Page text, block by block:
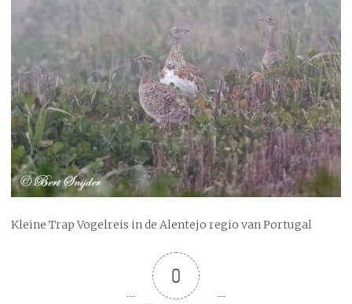
Kleine Trap Vogelreis in de Alentejo regio van Portugal
0